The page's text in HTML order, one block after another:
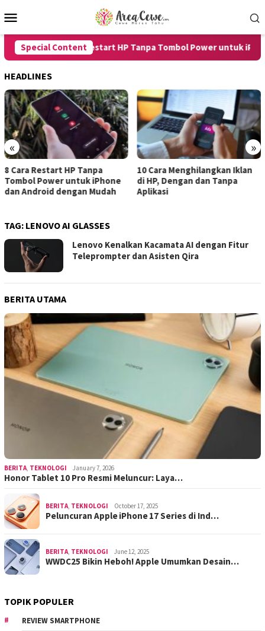
to
Menu
Special Content
8 Cara Restart HP Tanpa Tombol Power untuk iPhone
HEADLINES
« »
Restart HP Tanpa
Power untuk iPhone
Android dengan Mudah
10 Cara Menghilangkan Iklan
di HP, Dengan dan Tanpa
Aplikasi
TAG: LENOVO AI GLASSES
Lenovo Kenalkan Kacamata AI dengan Fitur
Teleprompter dan Asisten Qira
BERITA UTAMA
BERITA TEKNOLOGI January 7, 2026
Honor Tablet 10 Pro Resmi Meluncur: Laya…
BERITA TEKNOLOGI October 17, 2025
Peluncuran Apple iPhone 17 Series di Ind…
BERITA TEKNOLOGI June 12, 2025
WWDC25 Bikin Heboh! Apple Umumkan Desain…
TOPIK POPULER
REVIEW SMARTPHONE